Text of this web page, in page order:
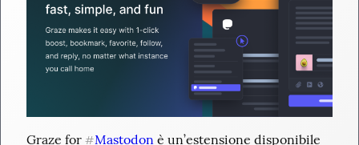
Graze for #Mastodon è un’estensione disponibile